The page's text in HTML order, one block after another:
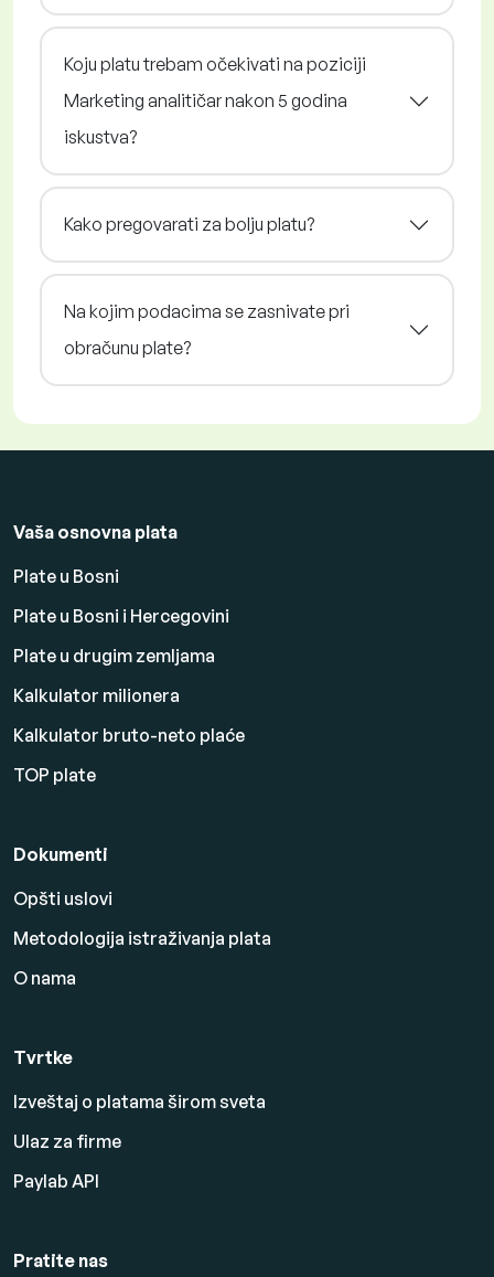
Koju platu trebam očekivati na poziciji
Marketing analitičar nakon 5 godina
iskustva?
Kako pregovarati za bolju platu?
Na kojim podacima se zasnivate pri
obračunu plate?
Vaša osnovna plata
Plate u Bosni
Plate u Bosni i Hercegovini
Plate u drugim zemljama
Kalkulator milionera
Kalkulator bruto-neto plaće
TOP plate
Dokumenti
Opšti uslovi
Metodologija istraživanja plata
O nama
Tvrtke
Izveštaj o platama širom sveta
Ulaz za firme
Paylab API
Pratite nas